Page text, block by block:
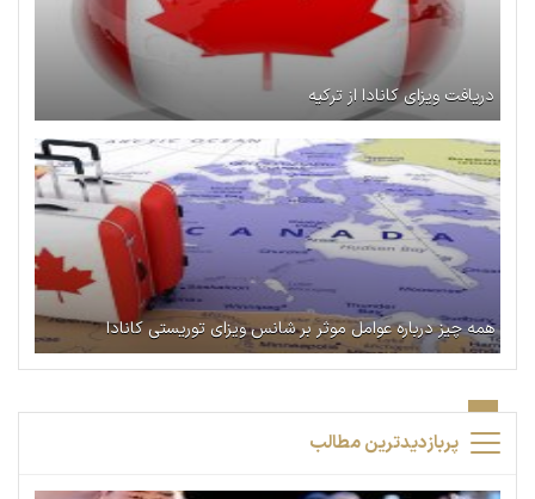
دریافت ویزای کانادا از ترکیه
همه چیز درباره عوامل موثر بر شانس ویزای توریستی کانادا
پربازدیدترین مطالب